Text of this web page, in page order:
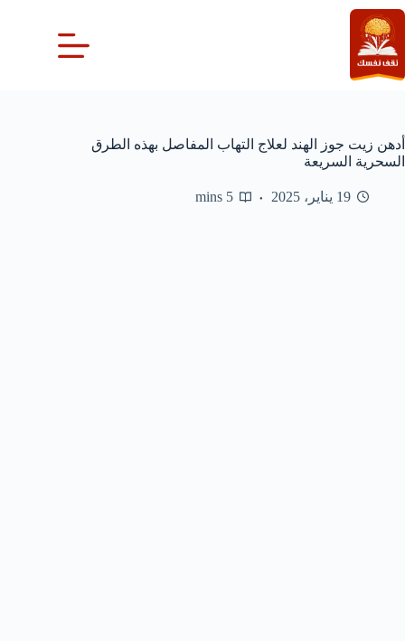
التجاوز
إلى
المحتوى
أدهن زيت جوز الهند لعلاج التهاب المفاصل بهذه الطرق
السحرية السريعة
19 يناير، 2025 5 mins